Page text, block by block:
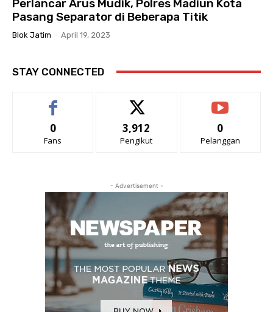
Perlancar Arus Mudik, Polres Madiun Kota
Pasang Separator di Beberapa Titik
Blok Jatim - April 19, 2023
STAY CONNECTED
0
Fans
3,912
Pengikut
0
Pelanggan
- Advertisement -